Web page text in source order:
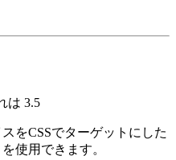
は 3.5
をCSSでターゲットにした
使用できます。